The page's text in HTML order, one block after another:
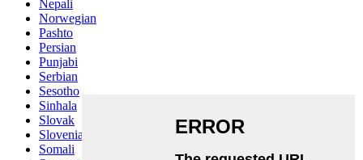
Nepali
Norwegian
Pashto
Persian
Punjabi
Serbian
Sesotho
Sinhala
Slovak
Slovenian
Somali